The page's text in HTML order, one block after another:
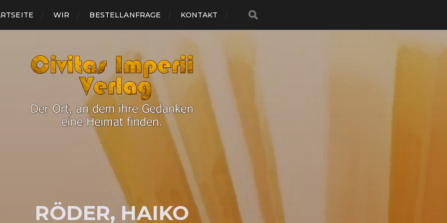
WIR BESTELLANFRAGE KON­TAKT
RÖ­DER, HAI­KO